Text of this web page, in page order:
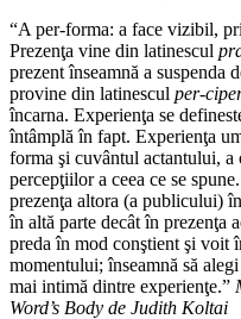
“A per-forma: a face vizibil,
Prezenţa vine din latinescul
prezent înseamnă a suspenda
provine din latinescul per-
încarna. Experienţa se
întâmplă în fapt. Experienţa
forma şi cuvântul actantului, a
percepţiilor a ceea ce se
prezenţa altora (a publicului)
în altă parte decât în prezenţa
preda în mod conştient şi voit
momentului; înseamnă să
mai intimă dintre experienţe.”
Word’s Body de Judith Koltai